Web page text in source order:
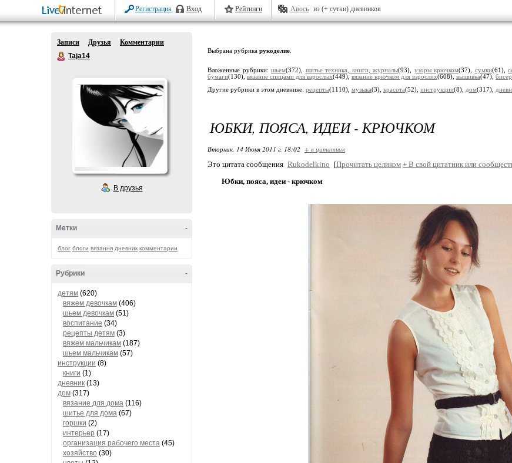
Регистрация Вход Рейтинги Авось из (+ сутки) дневников
Записи Друзья
Комментарии
Taja14
В друзья
-
Метки
блог блоги вязання дневник комментарии
-
Рубрики
детям (620)
вяжем девочкам (406)
шьем девочкам (51)
воспитание (34)
рецепты детям (3)
вяжем мальчикам (187)
шьем мальчикам (57)
инструкции (8)
книги (1)
дневник (13)
дом (317)
вязание для дома (116)
шитье для дома (67)
горшки (2)
интерьер (17)
организация рабочего места (45)
хозяйство (30)
Выбрана рубрика рукоделие
Вложенные рубрики: шьем(372), шитье техника, книги, журналы(93), узоры крючком(37), сумки(61),
бумаги(130), вязание спицами для взрослых(449), вязание крючком для взрослих(608), вышивка(47), бисер
Другие рубрики в этом дневнике: рецепты(1110), музыка(3), красота(52), инструкции(8), дом(317),
ЮБКИ, ПОЯСА, ИДЕИ - КРЮЧКОМ
Вторник, 14 Июня 2011 г. 18:02 + в цитатник
Это цитата сообщения Rukodelkino [Прочитать целиком + В свой цитатник или
Юбки, пояса, идеи - крючком